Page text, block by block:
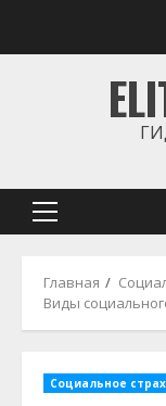
Основное
Главная
Виды
Социальное